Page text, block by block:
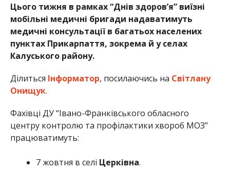
Цього тижня в рамках “Днів здоров’я” виїзні
мобільні медичні бригади надаватимуть
медичні консультації в багатьох населених
пунктах Прикарпаття, зокрема й у селах
Калуського району.
Ділиться Інформатор, посилаючись на Світлану
Онищук.
Фахівці ДУ “Івано-Франківського обласного
центру контролю та профілактики хвороб МОЗ”
працюватимуть:
7 жовтня в селі Церківна.